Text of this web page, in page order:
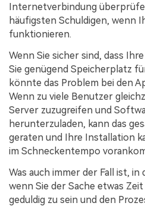
Internetverbindung
häufigsten Schuldigen, wenn
funktionieren.
Wenn Sie sicher sind, dass
Sie genügend Speicherplatz
könnte das Problem bei den
Wenn zu viele Benutzer
Server zuzugreifen und
herunterzuladen, kann das
geraten und Ihre Installation
im Schneckentempo
Was auch immer der Fall ist, in
wenn Sie der Sache etwas
geduldig zu sein und den